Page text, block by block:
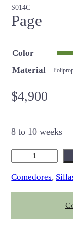
S014C
Page
Color
Material
$4,900
8 to 10 weeks
g
e
a
Comedores,